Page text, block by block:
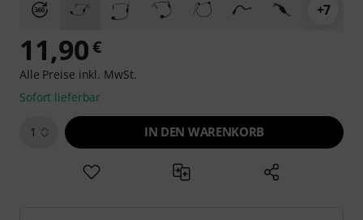
+7
11,90€
Alle Preise inkl. MwSt.
Sofort lieferbar
1 IN DEN WARENKORB